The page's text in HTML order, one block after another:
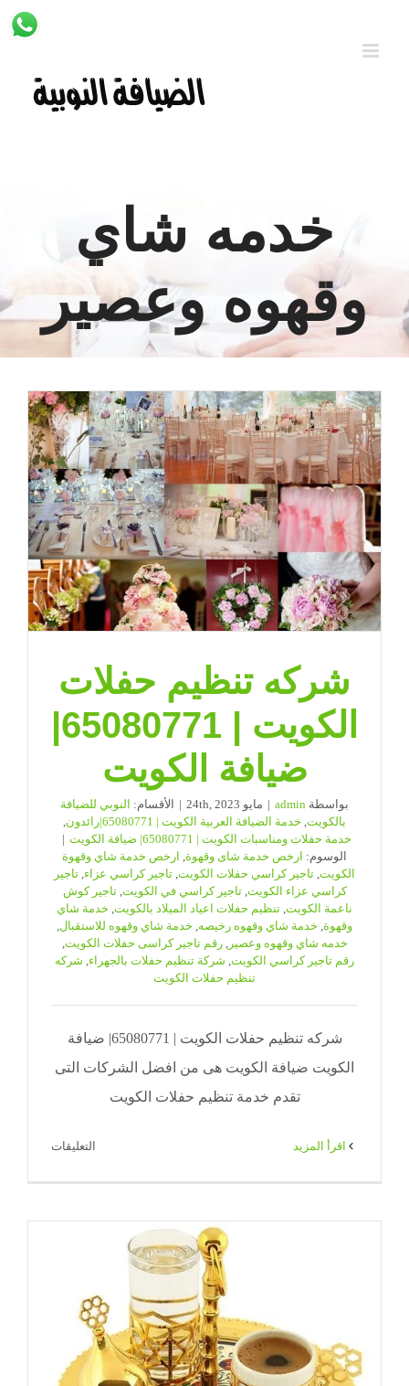
خدمه شاي
وقهوه وعصير
شركه تنظيم حفلات
الكويت | 65080771|
ضيافة الكويت
بواسطة admin
| مايو 24th, 2023 | الأقسام: النوبي للضيافة
بالكويت, خدمة الضيافة العربية الكويت | 65080771|رائدون
,
خدمة حفلات ومناسبات الكويت | 65080771| ضيافة الكويت
|
الوسوم: ارخص خدمة شاى وقهوة, ارخص خدمة شاي وقهوة
الكويت, تاجير كراسي حفلات الكويت, تاجير كراسي عزاء, تاجير
كراسي عزاء الكويت,تاجير كراسي في الكويت,تاجير كوش
ناعمة الكويت, تنظيم حفلات اعياد الميلاد بالكويت, خدمة شاي
وقهوة, خدمة شاي وقهوه رخيصه, خدمة شاي وقهوه للاستقبال,
خدمه شاي وقهوه وعصير,رقم تاجير كراسى حفلات الكويت,
رقم تاجير كراسي الكويت, شركة تنظيم حفلات بالجهراء, شركه
تنظيم حفلات الكويت
شركه تنظيم حفلات الكويت | 65080771| ضيافة
الكويت ضيافة الكويت هى من افضل الشركات التى
تقدم خدمة تنظيم حفلات الكويت
التعليقات